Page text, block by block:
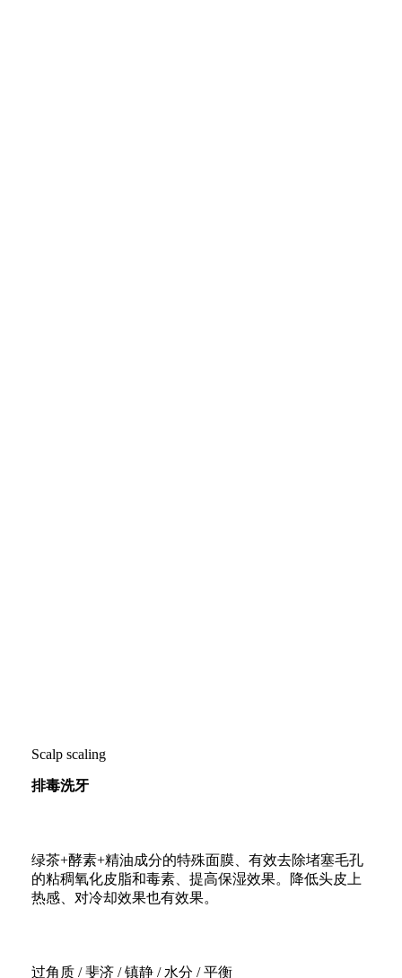
Scalp scaling
排毒洗牙
绿茶+酵素+精油成分的特殊面膜、有效去除堵塞毛孔
的粘稠氧化皮脂和毒素、提高保湿效果。降低头皮上
热感、对冷却效果也有效果。
过角质 / 斐济 / 镇静 / 水分 / 平衡